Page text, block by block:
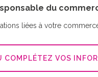
du
liées à votre
COMPLÉTEZ VOS